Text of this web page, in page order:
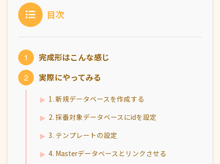
目次
完成形はこんな感じ
実際にやってみる
1. 新規データベースを作成する
2. 採番対象データベースにidを設定
3. テンプレートの設定
4. Masterデータベースとリンクさせる